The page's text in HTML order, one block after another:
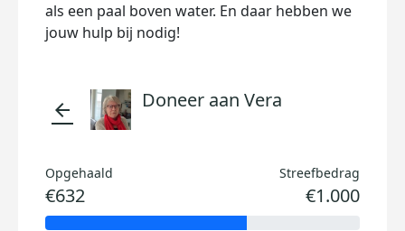
als een paal boven water. En daar hebben we
jouw hulp bij nodig!
arrow_back Doneer aan Vera
Opgehaald
€632
Streefbedrag
€1.000